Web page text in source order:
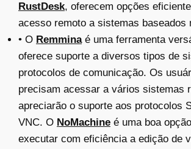
RustDesk, oferecem opções
acesso remoto a sistemas baseados
• O Remminaé uma ferramenta
oferece suporte a diversos tipos de
protocolos de comunicação. Os
precisam acessar a vários sistemas
apreciarão o suporte aos protocolos
VNC. O NoMachine é uma boa
executar com eficiência a edição de